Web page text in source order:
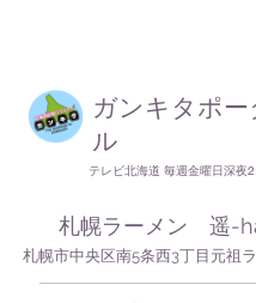
ガンキタポー
ル
テレビ北海道 毎週金曜日深夜
札幌ラーメン 遥-
札幌市中央区南5条西3丁目元祖